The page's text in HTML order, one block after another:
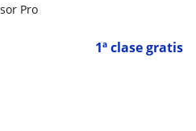
1ª clase gratis
Pro